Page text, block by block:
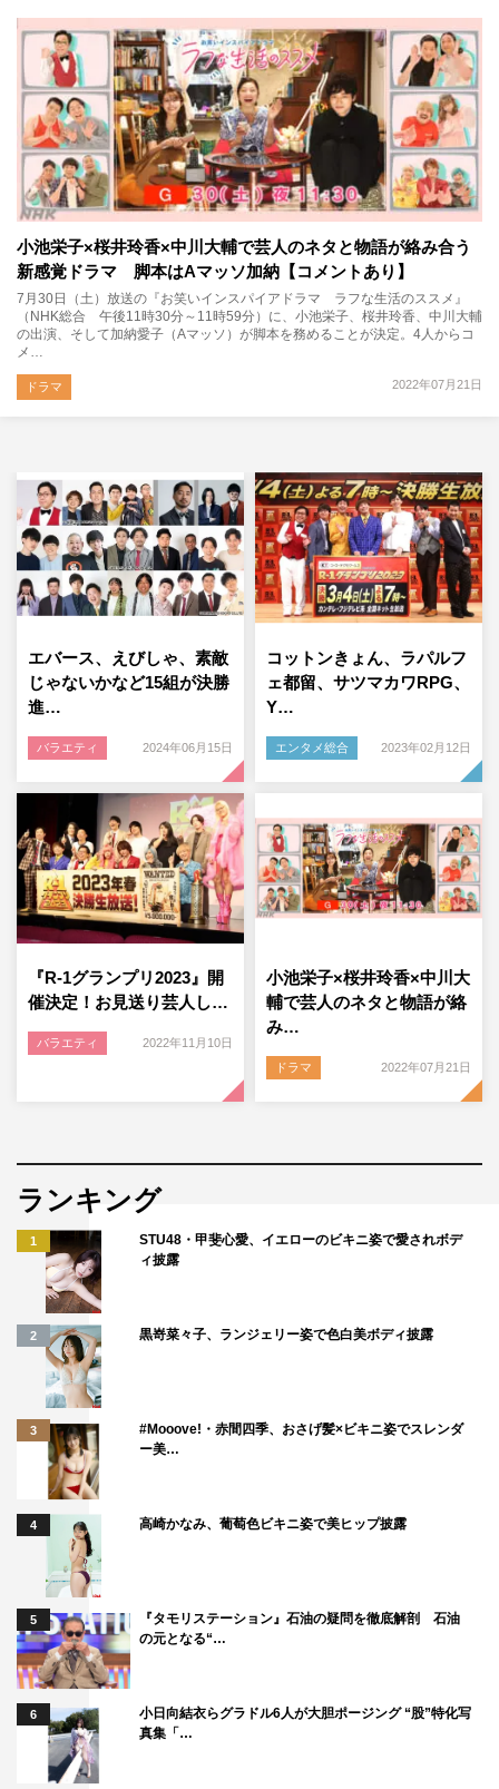
小池栄子×桜井玲香×中川大輔で芸人のネタと物語が絡み合う
新感覚ドラマ 脚本はAマッソ加納【コメントあり】
7月30日（土）放送の『お笑いインスパイアドラマ ラフな生活のススメ』
（NHK総合 午後11時30分～11時59分）に、小池栄子、桜井玲香、中川大輔
の出演、そして加納愛子（Aマッソ）が脚本を務めることが決定。4人からコ
メ…
2022年07月21日
ドラマ
エバース、えびしゃ、素敵
じゃないかなど15組が決勝
進…
バラエティ 2024年06月15日
コットンきょん、ラパルフ
ェ都留、サツマカワRPG、
Y…
エンタメ総合 2023年02月12日
『R-1グランプリ2023』開
催決定！お見送り芸人し…
バラエティ 2022年11月10日
小池栄子×桜井玲香×中川大
輔で芸人のネタと物語が絡
み…
ドラマ 2022年07月21日
ランキング
1
STU48・甲斐心愛、イエローのビキニ姿で愛されボデ
ィ披露
2 黒嵜菜々子、ランジェリー姿で色白美ボディ披露
3
#Mooove!・赤間四季、おさげ髪×ビキニ姿でスレンダ
ー美…
4 高崎かなみ、葡萄色ビキニ姿で美ヒップ披露
5
『タモリステーション』石油の疑問を徹底解剖 石油
の元となる“…
6
小日向結衣らグラドル6人が大胆ポージング “股”特化写
真集「…